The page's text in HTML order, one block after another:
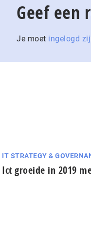
Geef een
Je moet ingelogd
IT STRATEGY &
Ict groeide in 2019